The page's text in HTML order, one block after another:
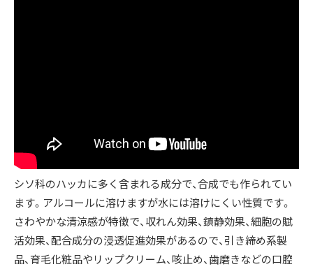
シソ科のハッカに多く含まれる成分で、合成でも作られてい
ます。アルコールに溶けますが水には溶けにくい性質です。
さわやかな清涼感が特徴で、収れん効果、鎮静効果、細胞の賦
活効果、配合成分の浸透促進効果があるので、引き締め系製
品、育毛化粧品やリップクリーム、咳止め、歯磨きなどの口腔